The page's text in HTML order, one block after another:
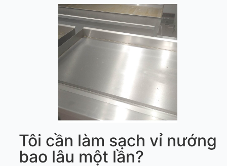
Tôi cần làm sạch vỉ nướng
bao lâu một lần?